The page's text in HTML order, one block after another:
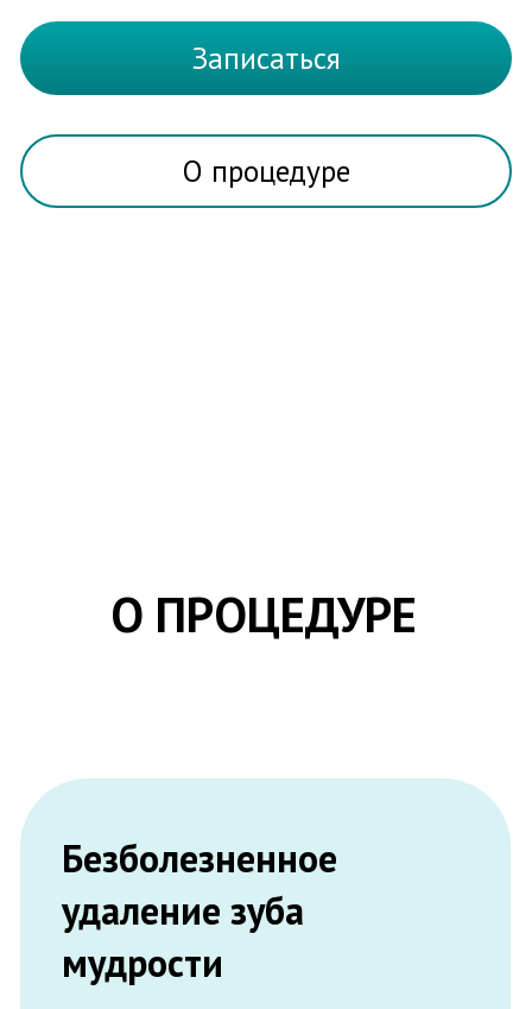
О процедуре
мудрости
появляются у человека в возрасте 18-25
лет. При их правильном росте, верном
расположении в челюстном ряду нет
необходимости прибегать к услугам
стоматолога. Но не всегда процесс
прорезывания протекает правильно. Если